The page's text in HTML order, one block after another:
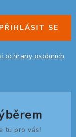
ochrany osobních
PŘIHLÁSIT SE
tu pro vás!